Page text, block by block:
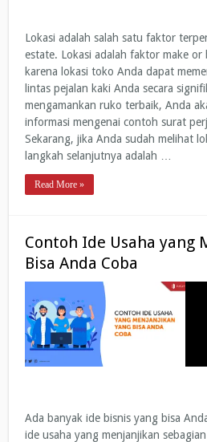
Lokasi adalah salah satu faktor
estate. Lokasi adalah faktor make
karena lokasi toko Anda dapat
lintas pejalan kaki Anda secara
mengamankan ruko terbaik, Anda
informasi mengenai contoh surat
Sekarang, jika Anda sudah melihat
langkah selanjutnya adalah …
Read More »
Contoh Ide Usaha yang
Bisa Anda Coba
Ada banyak ide bisnis yang bisa
ide usaha yang menjanjikan